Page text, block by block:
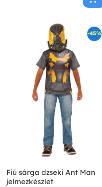
-45%
Fiú sárga dzseki Ant Man
jelmezkészlet